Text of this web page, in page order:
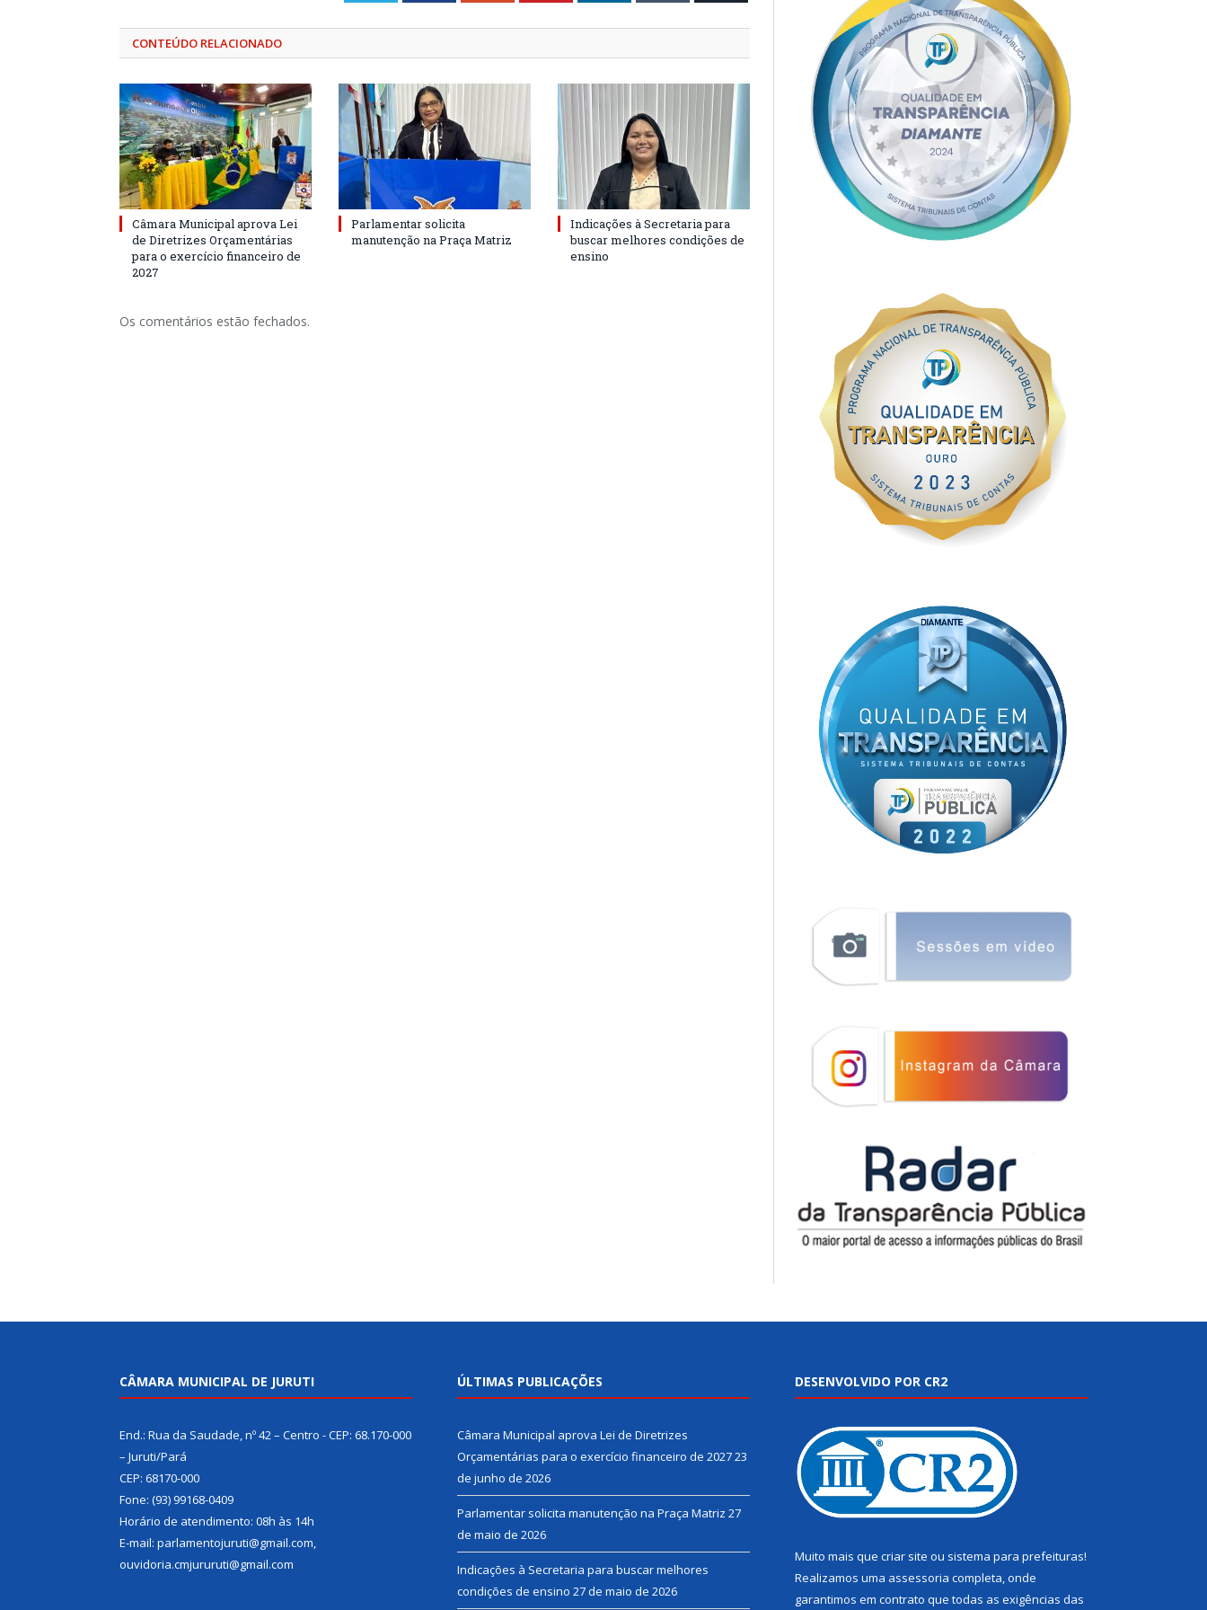
CONTEÚDO RELACIONADO
Câmara Municipal aprova Lei
de Diretrizes Orçamentárias
para o exercício financeiro de
2027
Parlamentar solicita
manutenção na Praça Matriz
Indicações à Secretaria para
buscar melhores condições de
ensino
Os comentários estão fechados.
CÂMARA MUNICIPAL DE JURUTI
End.: Rua da Saudade, nº 42 – Centro - CEP: 68.170-000
– Juruti/Pará
CEP: 68170-000
Fone: (93) 99168-0409
Horário de atendimento: 08h às 14h
E-mail: parlamentojuruti@gmail.com,
ouvidoria.cmjururuti@gmail.com
ÚLTIMAS PUBLICAÇÕES
Câmara Municipal aprova Lei de Diretrizes
Orçamentárias para o exercício financeiro de 202723
de junho de 2026
Parlamentar solicita manutenção na Praça Matriz 27
de maio de 2026
Indicações à Secretaria para buscar melhores
condições de ensino 27 de maio de 2026
DESENVOLVIDO POR CR2
Muito mais que criar site ou sistema para prefeituras!
Realizamos uma assessoria completa, onde
garantimos em contrato que todas as exigências das